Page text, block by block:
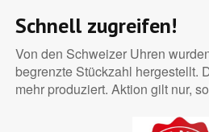
Schnell zugreifen!
Von den Schweizer Uhren
begrenzte Stückzahl hergestellt.
mehr produziert. Aktion gilt nur,